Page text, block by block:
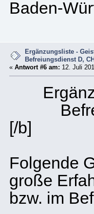
Baden-
Ergänzungsliste -
Befreiungsdienst D,
« Antwort #6 am: 12. Juli
[/b]
Folgende
große
bzw. im